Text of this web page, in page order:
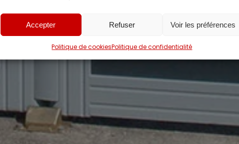
Accepter Refuser Voir les préférences
Politique de cookiesPolitique de confidentialité